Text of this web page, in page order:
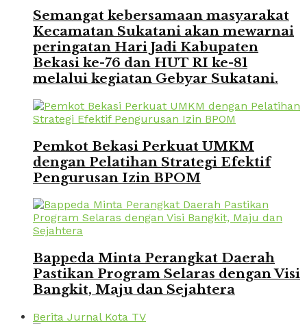
Semangat kebersamaan masyarakat
Kecamatan Sukatani akan mewarnai
peringatan Hari Jadi Kabupaten
Bekasi ke-76 dan HUT RI ke-81
melalui kegiatan Gebyar Sukatani.
Pemkot Bekasi Perkuat UMKM
dengan Pelatihan Strategi Efektif
Pengurusan Izin BPOM
Bappeda Minta Perangkat Daerah
Pastikan Program Selaras dengan Visi
Bangkit, Maju dan Sejahtera
Berita Jurnal Kota TV